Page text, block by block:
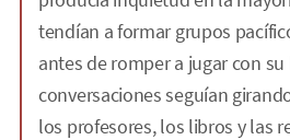
tendían a formar grupos
antes de romper a jugar con
conversaciones seguían
los profesores, los libros y las